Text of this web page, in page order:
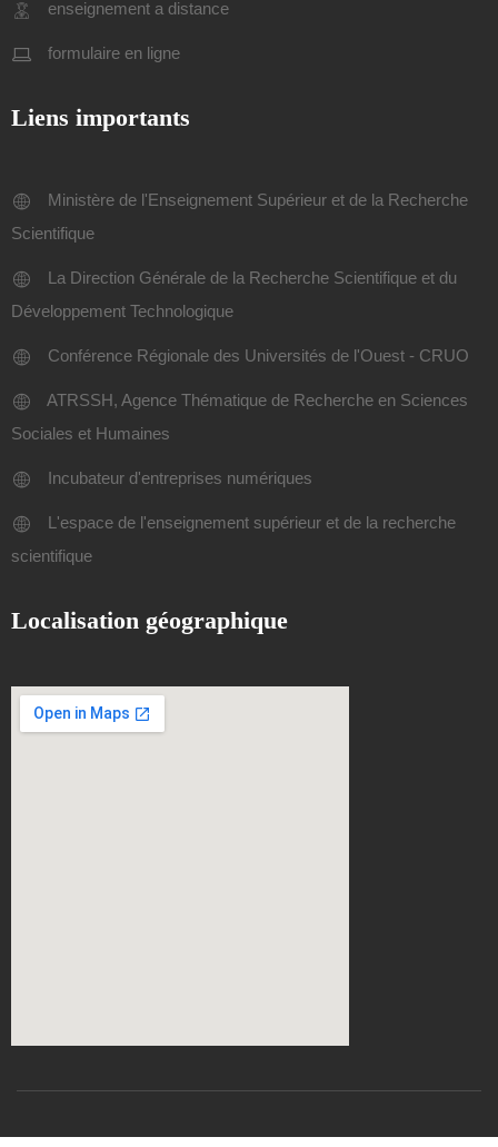
enseignement a distance
formulaire en ligne
Liens importants
Ministère de l'Enseignement Supérieur et de la Recherche
Scientifique
La Direction Générale de la Recherche Scientifique et du
Développement Technologique
Conférence Régionale des Universités de l'Ouest - CRUO
ATRSSH, Agence Thématique de Recherche en Sciences
Sociales et Humaines
Incubateur d'entreprises numériques
L'espace de l'enseignement supérieur et de la recherche
scientifique
Localisation géographique